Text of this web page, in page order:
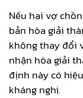
Nếu hai vợ
bản hòa giải
không thay đổi
nhận hòa giải
định này có
kháng nghị.